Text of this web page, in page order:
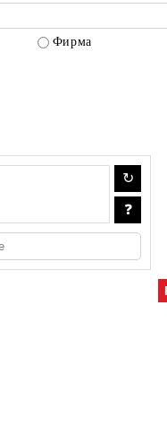
Фирма